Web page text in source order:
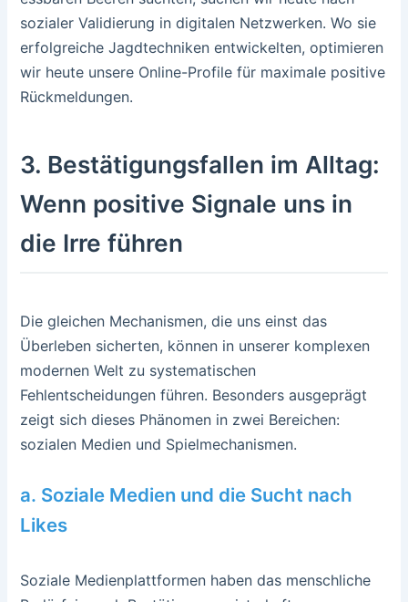
sozialer Validierung in digitalen Netzwerken. Wo sie
erfolgreiche Jagdtechniken entwickelten, optimieren
wir heute unsere Online-Profile für maximale positive
Rückmeldungen.
3. Bestätigungsfallen im Alltag:
Wenn positive Signale uns in
die Irre führen
Die gleichen Mechanismen, die uns einst das
Überleben sicherten, können in unserer komplexen
modernen Welt zu systematischen
Fehlentscheidungen führen. Besonders ausgeprägt
zeigt sich dieses Phänomen in zwei Bereichen:
sozialen Medien und Spielmechanismen.
a. Soziale Medien und die Sucht nach
Likes
Soziale Medienplattformen haben das menschliche